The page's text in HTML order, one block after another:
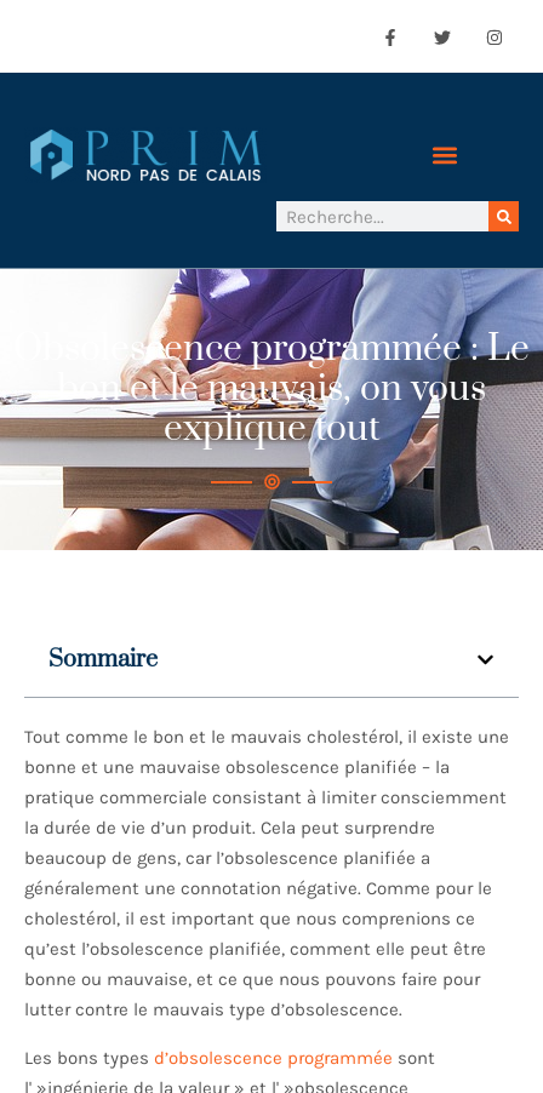
Obsolescence programmée : Le
bon et le mauvais, on vous
explique tout
Sommaire
Tout comme le bon et le mauvais cholestérol, il existe une
bonne et une mauvaise obsolescence planifiée – la
pratique commerciale consistant à limiter consciemment
la durée de vie d’un produit. Cela peut surprendre
beaucoup de gens, car l’obsolescence planifiée a
généralement une connotation négative. Comme pour le
cholestérol, il est important que nous comprenions ce
qu’est l’obsolescence planifiée, comment elle peut être
bonne ou mauvaise, et ce que nous pouvons faire pour
lutter contre le mauvais type d’obsolescence.
Les bons types d’obsolescence programmée sont
l' »ingénierie de la valeur » et l' »obsolescence